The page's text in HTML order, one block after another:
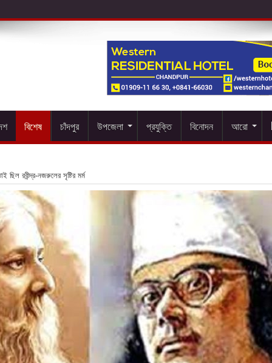
বিশেষ চাঁদপুর উপজেলা প্রযুক্তি বিনোদন আরো
ছিল রবীন্দ্র-নজরুলের সৃষ্টির মর্ম